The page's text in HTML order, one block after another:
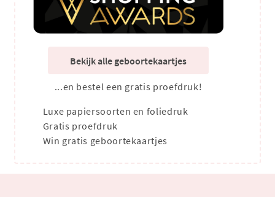
Bekijk alle geboortekaartjes
...en bestel een gratis proefdruk!
Luxe papiersoorten en foliedruk
Gratis proefdruk
Win gratis geboortekaartjes